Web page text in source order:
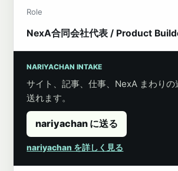
Role
NexA合同会社代表 / Product
NARIYACHAN INTAKE
サイト、記事、仕事、NexA まわりの
送れます。
nariyachan に送る
nariyachan を詳しく見る